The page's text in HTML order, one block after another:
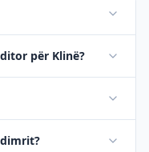
për Klinë?